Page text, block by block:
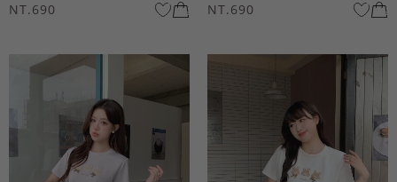
NT.690 NT.690